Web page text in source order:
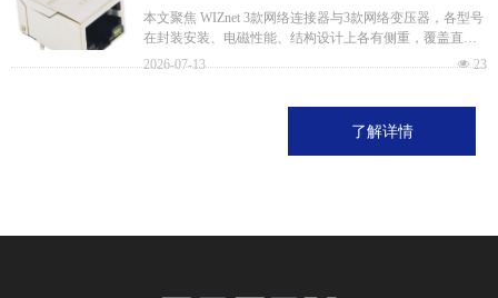
传输等全场景需求，可匹配从嵌入式轻量设备到工业精密
终端的多样设计诉求，帮助用户快速锁定适配方案，降低
选型与开发成本。
（HRW5500RE、HRW5500RS、HRW5500RV、
HRW5500TE、HRW5500TP、HRW5500TT）
本文聚焦 WIZnet 3款网络连接器与3款网络变压器，各型号
在封装安装、电磁性能、结构设计上各有侧重，覆盖直插/
贴片安装、通用/超薄空间、常规/高频抗干扰等场景，可匹
넶 23
2026-07-13
了解详情